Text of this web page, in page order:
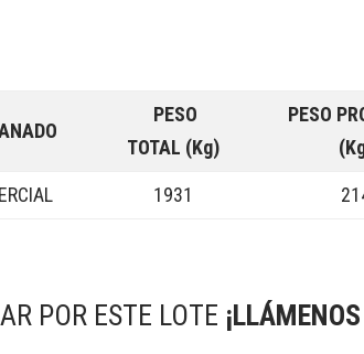
PESO
TOTAL (Kg)
PESO
1931
POR ESTE LOTE